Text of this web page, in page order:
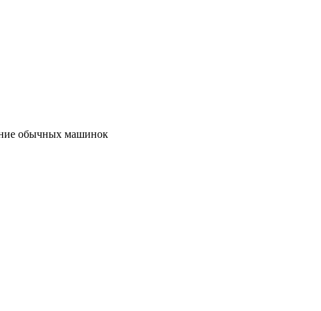
обычных машинок